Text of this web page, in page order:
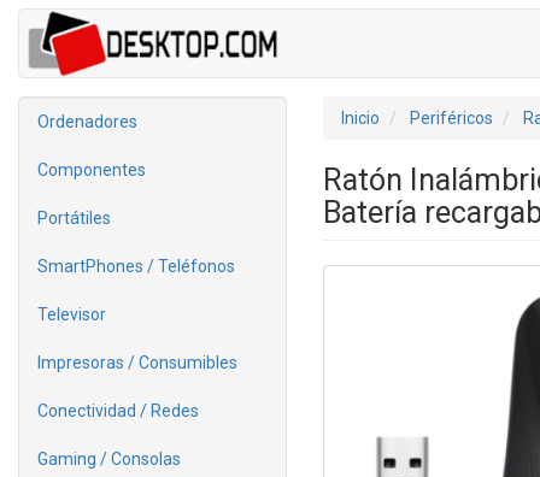
Ordenadores
Componentes
Portátiles
SmartPhones / Teléfonos
Televisor
Impresoras / Consumibles
Conectividad / Redes
Gaming / Consolas
Inicio Periféricos
Ratón
Batería